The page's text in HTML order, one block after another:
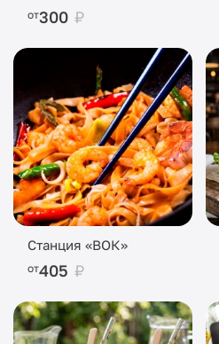
от300 ₽
Станция «ВОК»
от405 ₽